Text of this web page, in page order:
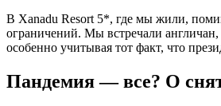
В Xanadu Resort 5*, где мы жили,
ограничений. Мы встречали
особенно учитывая тот факт, что
Пандемия — все? О